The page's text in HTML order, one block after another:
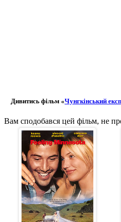
Дивитись фільм «Чунгкінський
Вам сподобався цей фільм, не